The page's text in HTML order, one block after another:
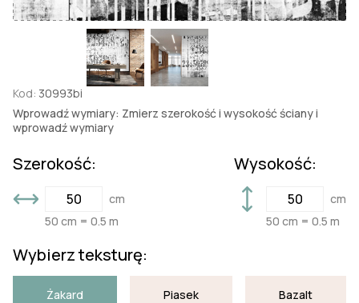
Kod: 30993bi
Wprowadź wymiary: Zmierz szerokość i wysokość ściany i
wprowadź wymiary
Szerokość:
cm
50 cm = 0.5 m
Wysokość:
cm
50 cm = 0.5 m
Wybierz teksturę:
Żakard Piasek
Bazalt